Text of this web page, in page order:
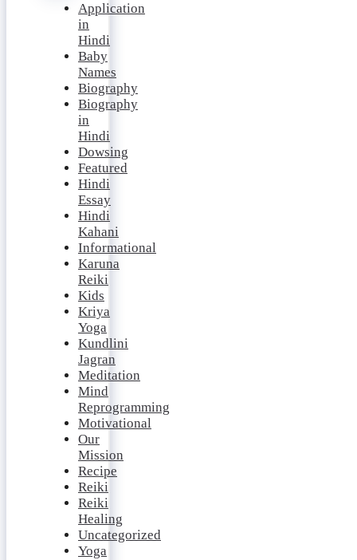
Application
in
Hindi
Baby
Names
Biography
Biography
in
Hindi
Dowsing
Featured
Hindi
Essay
Hindi
Kahani
Informational
Karuna
Reiki
Kids
Kriya
Yoga
Kundlini
Jagran
Meditation
Mind
Reprogramming
Motivational
Our
Mission
Recipe
Reiki
Reiki
Healing
Uncategorized
Yoga